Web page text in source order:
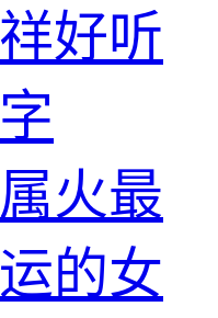
好听
火最
的女